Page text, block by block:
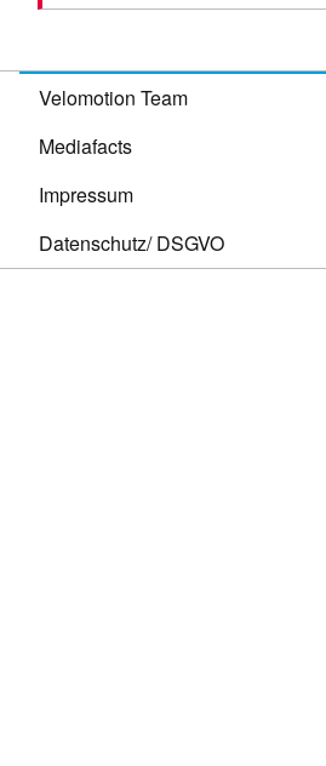
Velomotion Team
Mediafacts
Impressum
Datenschutz/ DSGVO